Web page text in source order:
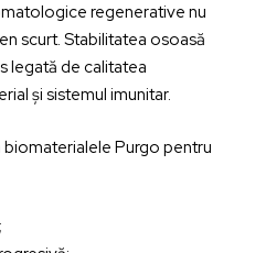
regenerative nu
scurt. Stabilitatea osoasă
legată de calitatea
și sistemul imunitar.
Purgo pentru